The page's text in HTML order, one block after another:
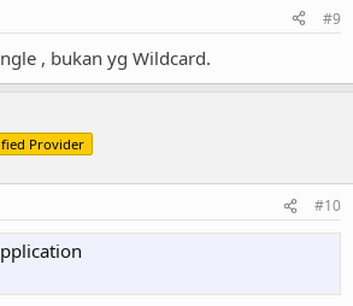
#9
, bukan yg Wildcard.
Provider
#10